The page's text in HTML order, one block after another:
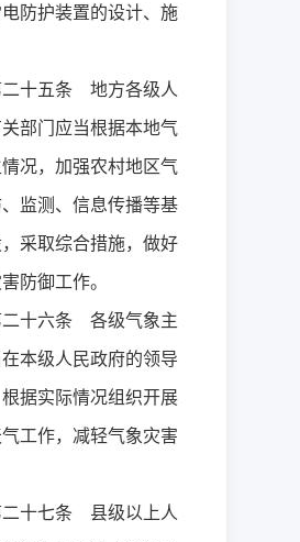
防护装置的设计、施
五条 地方各级人
部门应当根据本地气
况，加强农村地区气
监测、信息传播等基
采取综合措施，做好
防御工作。
六条 各级气象主
本级人民政府的领导
据实际情况组织开展
工作，减轻气象灾害
七条 县级以上人